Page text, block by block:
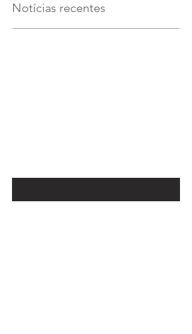
Notícias recentes